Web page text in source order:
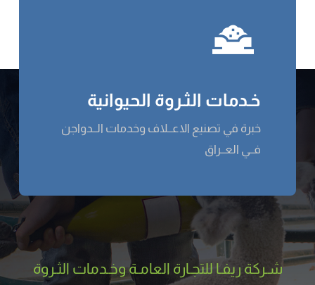
خـدمات الثـروة الحيوانية
خبرة في تصنيع الاعــلاف وخدمات الــدواجن
فــي العــراق
شـركة ریفـا للتجـارة العامـة وخـدمات الثـروة